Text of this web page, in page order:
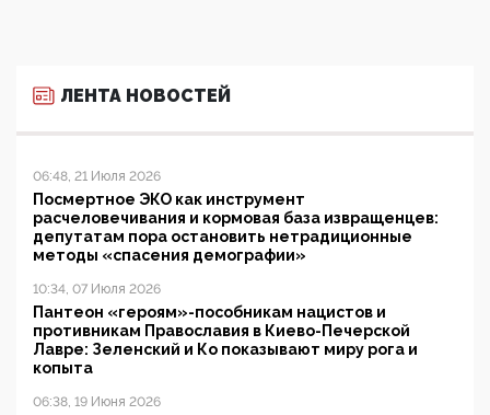
ЛЕНТА НОВОСТЕЙ
06:48, 21 Июля 2026
Посмертное ЭКО как инструмент
расчеловечивания и кормовая база извращенцев:
депутатам пора остановить нетрадиционные
методы «спасения демографии»
10:34, 07 Июля 2026
Пантеон «героям»-пособникам нацистов и
противникам Православия в Киево-Печерской
Лавре: Зеленский и Ко показывают миру рога и
копыта
06:38, 19 Июня 2026